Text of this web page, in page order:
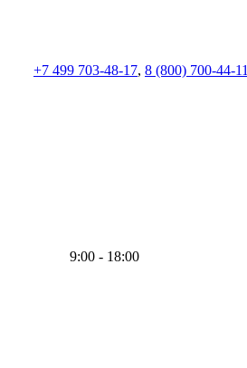
+7 499 703-48-17, 8 (800) 700-44-11
9:00 - 18:00